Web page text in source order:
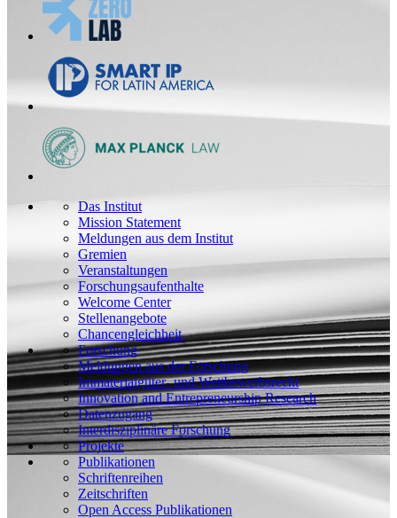
Das Institut
Mission Statement
Meldungen aus dem Institut
Gremien
Veranstaltungen
Forschungsaufenthalte
Welcome Center
Stellenangebote
Chancengleichheit
Forschung
Meldungen aus der Forschung
Immaterialgüter- und Wettbewerbsrecht
Innovation and Entrepreneurship Research
Datenzugang
Interdisziplinäre Forschung
Projekte
Publikationen
Schriftenreihen
Zeitschriften
Open Access Publikationen